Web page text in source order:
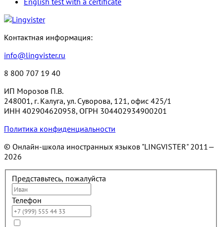
Контактная информация:
info@lingvister.ru
8 800 707 19 40
ИП Морозов П.В.
248001, г. Калуга, ул. Суворова, 121, офис 425/1
ИНН 402904620958, ОГРН 304402934900201
Политика конфиденциальности
© Онлайн-школа иностранных языков "LINGVISTER" 2011—
2026
Представьтесь, пожалуйста
Телефон